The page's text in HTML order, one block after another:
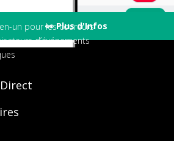
👀 Plus d'Infos
un pour les coureurs
d’événements